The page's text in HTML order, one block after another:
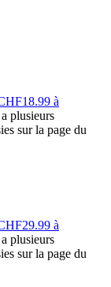
à
plusieurs
sur la page du
à
plusieurs
sur la page du